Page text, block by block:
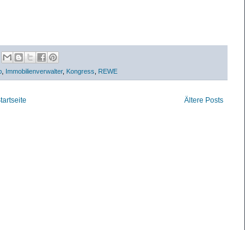
Immobilienverwalter, Kongress REWE
Ältere Posts